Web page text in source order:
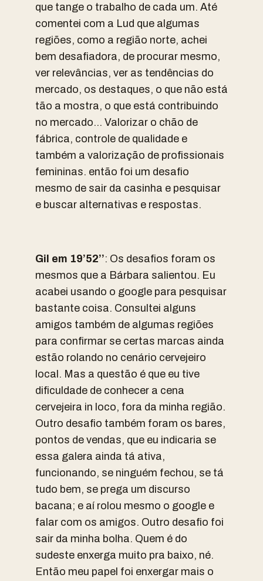
que tange o trabalho de cada um. Até
comentei com a Lud que algumas
regiões, como a região norte, achei
bem desafiadora, de procurar mesmo,
ver relevâncias, ver as tendências do
mercado, os destaques, o que não está
tão a mostra, o que está contribuindo
no mercado… Valorizar o chão de
fábrica, controle de qualidade e
também a valorização de profissionais
femininas. então foi um desafio
mesmo de sair da casinha e pesquisar
e buscar alternativas e respostas.
Gil em 19’52’’: Os desafios foram os
mesmos que a Bárbara salientou. Eu
acabei usando o google para pesquisar
bastante coisa. Consultei alguns
amigos também de algumas regiões
para confirmar se certas marcas ainda
estão rolando no cenário cervejeiro
local. Mas a questão é que eu tive
dificuldade de conhecer a cena
cervejeira in loco, fora da minha região.
Outro desafio também foram os bares,
pontos de vendas, que eu indicaria se
essa galera ainda tá ativa,
funcionando, se ninguém fechou, se tá
tudo bem, se prega um discurso
bacana; e aí rolou mesmo o google e
falar com os amigos. Outro desafio foi
sair da minha bolha. Quem é do
sudeste enxerga muito pra baixo, né.
Então meu papel foi enxergar mais o